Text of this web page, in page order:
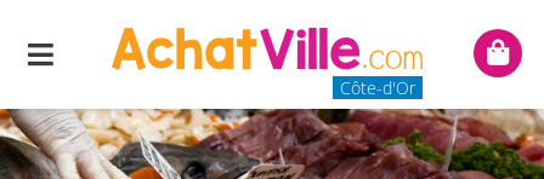
Menu
Côte-d'Or
Mon